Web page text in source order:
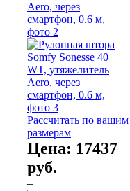
Рассчитать по вашим
размерам
Цена: 17437
руб.
–